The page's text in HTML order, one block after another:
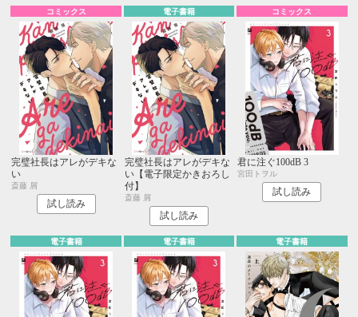
コミックス
完璧社長はアレがデキな
い
斎藤 屑
試し読み
電子書籍
完璧社長はアレがデキな
い【電子限定かきおろし
付】
斎藤 屑
試し読み
コミックス
君に注ぐ100dB 3
宮田トヲル
試し読み
電子書籍 電子書籍 電子書籍